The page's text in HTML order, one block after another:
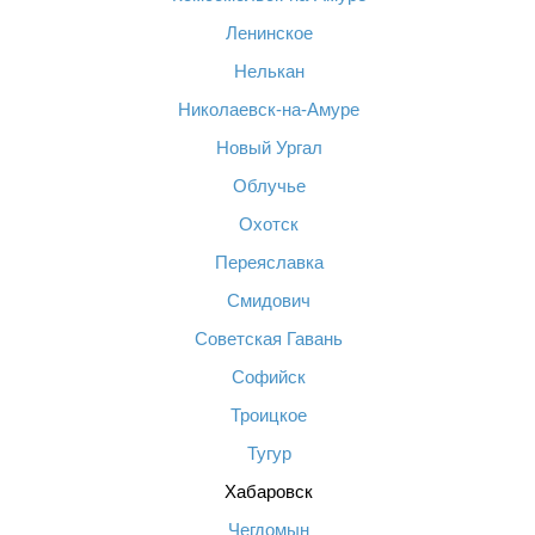
Ленинское
Нелькан
Николаевск-на-Амуре
Новый Ургал
Облучье
Охотск
Переяславка
Смидович
Советская Гавань
Софийск
Троицкое
Тугур
Хабаровск
Чегдомын